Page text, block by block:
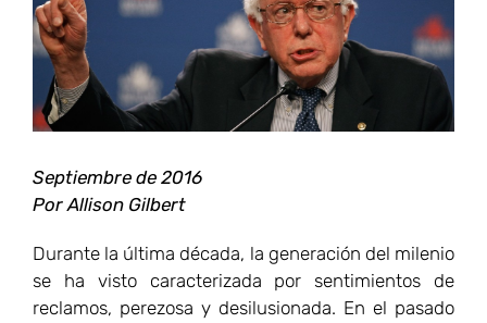
Septiembre de 2016
Por Allison Gilbert
Durante la última década, la generación del milenio
se ha visto caracterizada por sentimientos de
reclamos, perezosa y desilusionada. En el pasado